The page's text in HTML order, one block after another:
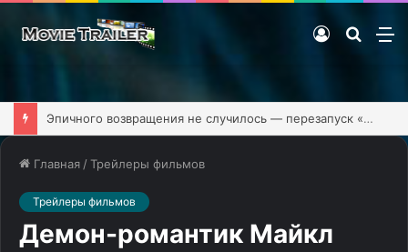
Поиск
Войти
Эпичного возвращения не случилось — перезапуск «Клиники» обзавёлся первым тизером
Главная /Трейлеры фильмов
Трейлеры фильмов
Демон-романтик Майкл